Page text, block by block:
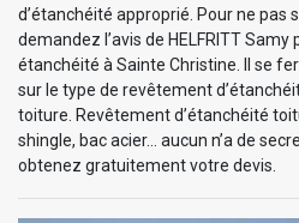
d’étanchéité approprié. Pour ne pas
demandez l’avis de HELFRITT
étanchéité à Sainte Christine. Il se
sur le type de revêtement
toiture. Revêtement d’étanchéité
shingle, bac acier… aucun n’a de
obtenez gratuitement votre devis.